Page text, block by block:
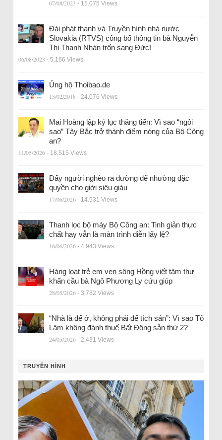
07/08/2023 - 15.075 Views
Đài phát thanh và Truyền hình nhà nước
Slovakia (RTVS) công bố thông tin bà Nguyễn
Thị Thanh Nhàn trốn sang Đức!
06/08/2023 - 5.166 Views
Ủng hộ Thoibao.de
15/02/2018 - 24.076 Views
Mai Hoàng lập kỷ lục thăng tiến: Vì sao “ngôi
sao” Tây Bắc trở thành điểm nóng của Bộ Công
an?
11/05/2026 - 18.515 Views
Đẩy người nghèo ra đường để nhường đặc
quyền cho giới siêu giàu
17/06/2026 - 14.531 Views
Thanh lọc bộ máy Bộ Công an: Tinh giản thực
chất hay vẫn là màn trình diễn lấy lệ?
16/06/2026 - 4.943 Views
Hàng loạt trẻ em ven sông Hồng viết tâm thư
khẩn cầu bà Ngô Phương Ly cứu giúp
28/05/2026 - 3.782 Views
“Nhà là để ở, không phải để tích sản”: Vì sao Tô
Lâm không đánh thuế Bất Động sản thứ 2?
24/05/2026 - 2.431 Views
TRUYỀN HÌNH